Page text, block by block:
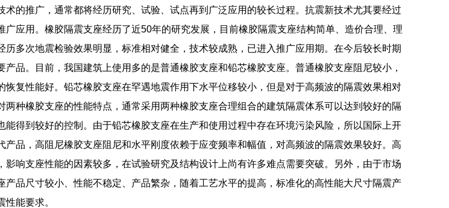
术的推广，通常都将经历研究、试验、试点再到广泛应用的较长过程。抗震新技术尤其要经过
广应用。橡胶隔震支座经历了近50年的研究发展，目前橡胶隔震支座结构简单、造价合理、理
多次地震检验效果明显，标准相对健全，技术较成熟，已进入推广应用期。在今后较长时期
品。目前，我国建筑上使用多的是普通橡胶支座和铅芯橡胶支座。普通橡胶支座阻尼较小，
恢复性能好。铅芯橡胶支座在罕遇地震作用下水平位移较小，但是对于高频波的隔震效果相对
两种橡胶支座的性能特点，通常采用两种橡胶支座合理组合的建筑隔震体系可以达到较好的隔
能得到较好的控制。由于铅芯橡胶支座在生产和使用过程中存在环境污染风险，所以国际上开
产品，高阻尼橡胶支座阻尼和水平刚度依赖于应变频率和幅值，对高频波的隔震效果较好。高
影响支座性能的因素较多，在试验研究及结构设计上尚有许多难点需要突破。另外，由于市场
产品尺寸较小、性能不稳定、产品繁杂，随着工艺水平的提高，标准化的高性能大尺寸隔震产
能要求。